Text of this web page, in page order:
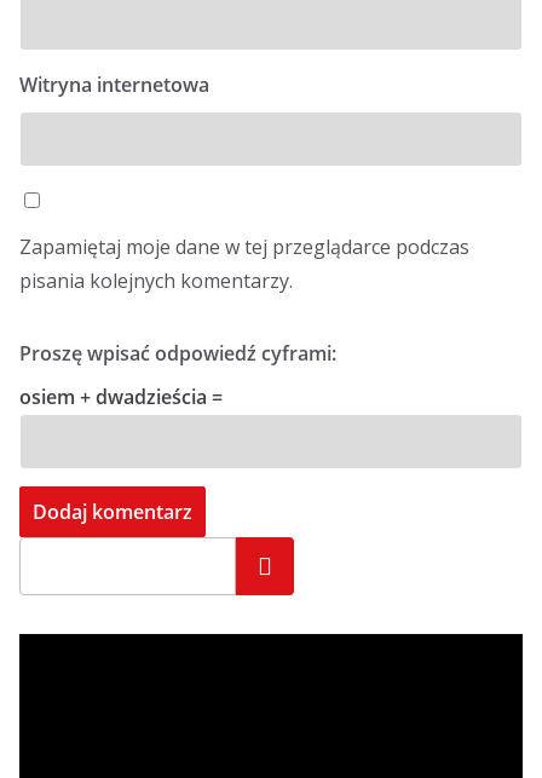
Witryna internetowa
Zapamiętaj moje dane w tej przeglądarce podczas
pisania kolejnych komentarzy.
Proszę wpisać odpowiedź cyframi:
osiem + dwadzieścia =
Szukaj